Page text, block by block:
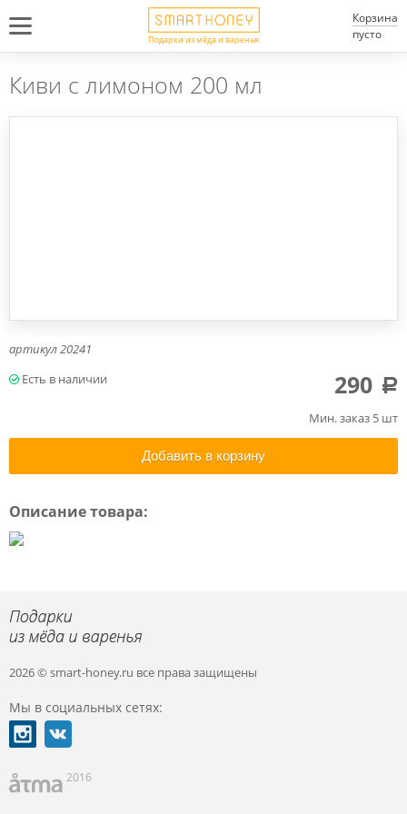
Подарки из мёда и варенья
Корзина
пусто
Киви с лимоном 200 мл
артикул20241
Мин. заказ 5 шт
290 a
Добавить в корзину
Описание товара:
2026 © smart-honey.ru все права защищены
Мы в социальных сетях:
2016